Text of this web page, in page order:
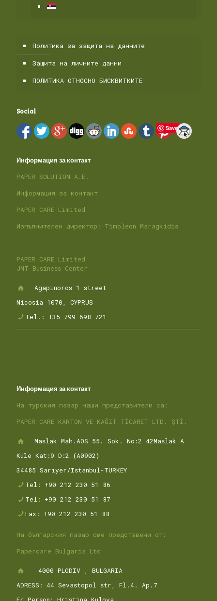
Политика за защита на данните
Защита на личните данни
ПОЛИТИКА ОТНОСНО БИСКВИТКИТЕ
Social
Save
Информация за контакт
PAPER SOLUTION A.E.
Информация за контакт
PAPER CARE Limited
Изпълнителен директор: Timoleon Maragkidis
PAPER CARE Limited
JNT Business Center
Agapinoros 1 street
Nicosia 1070, CYPRUS
Tel.: +35 799 698 721
Информация за контакт
На турския пазар наши представители са:
PAPER CARE KARTON VE KAĞIT TİCARET LTD. ŞTİ.
Maslak Mah.AOS 55. Sok. No:2 42Maslak A
Kule Kat:9 D:2 (A0902)
34485 Sarıyer/Istanbul-TURKEY
Tel: +90 212 230 51 86
Tel: +90 212 230 51 87
Fax: +90 212 230 51 88
На българския пазар сме представени от:
Papercare Bulgaria Ltd
4000 PLODIV , BULGARIA
ADRESS: 44 Sevastopol str, Fl.4. Ap.7